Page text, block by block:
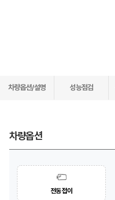
차량옵션/설명 성능점검
차량옵션
전동접이